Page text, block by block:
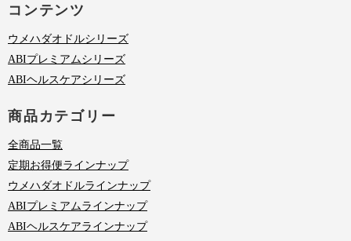
コンテンツ
ウメハダオドルシリーズ
ABIプレミアムシリーズ
ABIヘルスケアシリーズ
商品カテゴリー
全商品一覧
定期お得便ラインナップ
ウメハダオドルラインナップ
ABIプレミアムラインナップ
ABIヘルスケアラインナップ